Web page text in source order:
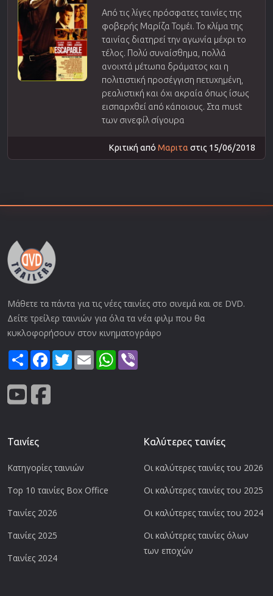
Από τις λίγες πρόσφατες ταινίες της
φοβερής Μαρίζα Τομέι. Το κλίμα της
ταινίας διατηρεί την αγωνία μέχρι το
τέλος. Πολύ συναίσθημα, πολλά
ανοιχτά μέτωπα δράματος και η
πολιτιστική προσέγγιση πετυχημένη,
ρεαλιστική και όχι ακραία όπως ίσως
εισπαρχθεί από κάποιους. Στα must
των σινεφίλ σίγουρα
Κριτική από Μαριτα στις 15/06/2018
Μάθετε τα πάντα για τις νέες ταινίες στο σινεμά και σε DVD.
Δείτε τρείλερ ταινιών για όλα τα νέα φιλμ που θα
κυκλοφορήσουν στον κινηματογράφο
ShareFacebook
TwitterEmail WhatsApp
Ταινίες
Κατηγορίες ταινιών
Top 10 ταινίες Box Office
Ταινίες 2026
Ταινίες 2025
Ταινίες 2024
Καλύτερες ταινίες
Οι καλύτερες ταινίες του 2026
Οι καλύτερες ταινίες του 2025
Οι καλύτερες ταινίες του 2024
Οι καλύτερες ταινίες όλων
των εποχών